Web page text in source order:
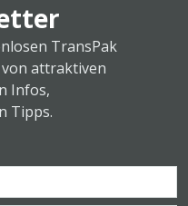
TransPak
attraktiven
Infos,
Tipps.